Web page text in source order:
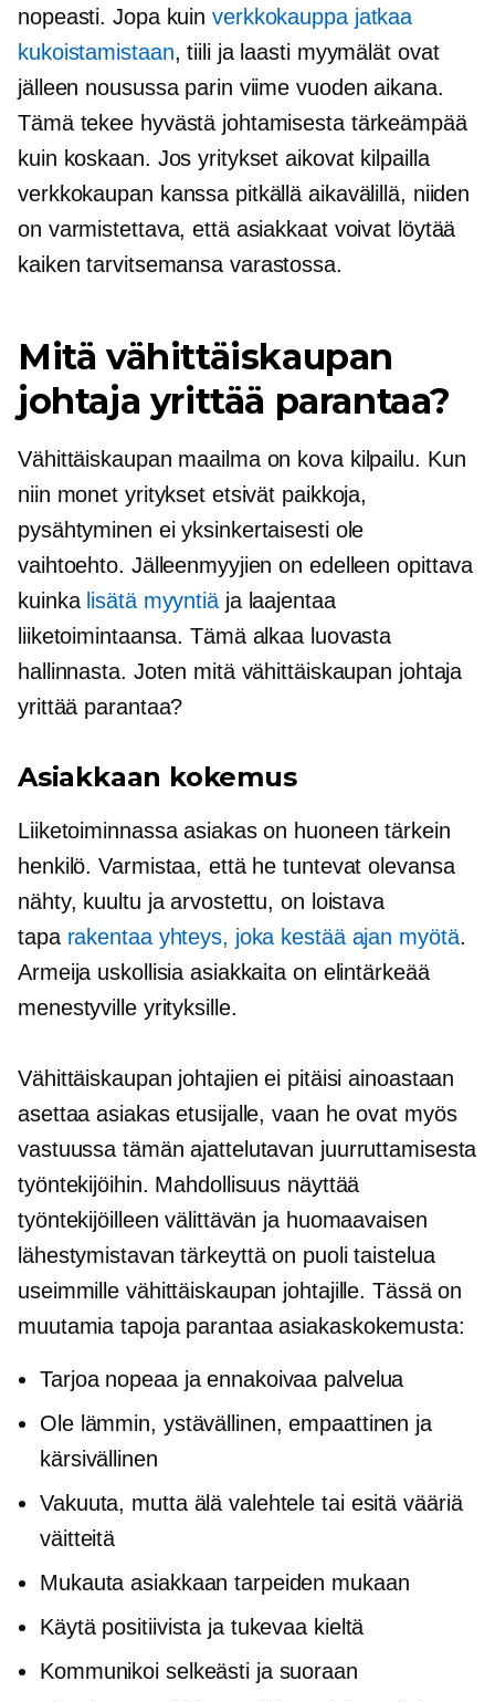
nopeasti. Jopa kuin verkkokauppa jatkaa
kukoistamistaan,tiili ja laastimyymälät ovat
jälleen nousussa parin viime vuoden aikana.
Tämä tekee hyvästä johtamisesta tärkeämpää
kuin koskaan. Jos yritykset aikovat kilpailla
verkkokaupan kanssa pitkällä aikavälillä, niiden
on varmistettava, että asiakkaat voivat löytää
kaiken tarvitsemansa varastossa.
Mitä vähittäiskaupan
johtaja yrittää parantaa?
Vähittäiskaupan maailma on kova kilpailu. Kun
niin monet yritykset etsivät paikkoja,
pysähtyminen ei yksinkertaisesti ole
vaihtoehto. Jälleenmyyjien on edelleen opittava
kuinka lisätä myyntiäja laajentaa
liiketoimintaansa. Tämä alkaa luovasta
hallinnasta. Joten mitä vähittäiskaupan johtaja
yrittää parantaa?
Asiakkaan kokemus
Liiketoiminnassa asiakas on huoneen tärkein
henkilö. Varmistaa, että he tuntevat olevansa
nähty, kuultu ja arvostettu, on loistava
tapa rakentaa yhteys, joka kestää ajan myötä.
Armeija uskollisia asiakkaita on elintärkeää
menestyville yrityksille.
Vähittäiskaupan johtajien ei pitäisi ainoastaan ​​
asettaa asiakas etusijalle, vaan he ovat myös
vastuussa tämän ajattelutavan juurruttamisesta
työntekijöihin. Mahdollisuus näyttää
työntekijöilleen välittävän ja huomaavaisen
lähestymistavan tärkeyttä on puoli taistelua
useimmille vähittäiskaupan johtajille. Tässä on
muutamia tapoja parantaa asiakaskokemusta:
Tarjoa nopeaa ja ennakoivaa palvelua
Ole lämmin, ystävällinen, empaattinen ja
kärsivällinen
Vakuuta, mutta älä valehtele tai esitä vääriä
väitteitä
Mukauta asiakkaan tarpeiden mukaan
Käytä positiivista ja tukevaa kieltä
Kommunikoi selkeästi ja suoraan